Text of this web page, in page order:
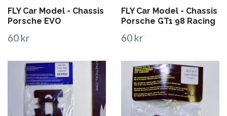
FLY Car Model - Chassis
Porsche EVO
60 kr
FLY Car Model - Chassis
Porsche GT1 98 Racing
60 kr